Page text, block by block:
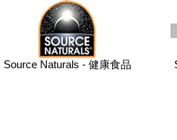
Source Naturals - 健康食品